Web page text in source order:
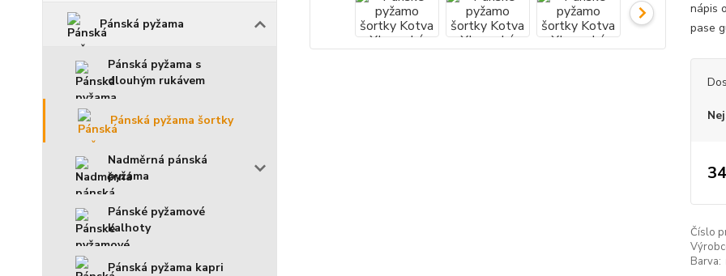
Pánská pyžama
Pánská pyžama s
dlouhým rukávem
Pánská pyžama šortky
Nadměrná pánská
pyžama
Pánské pyžamové
kalhoty
Pánská pyžama kapri
nápis
pase
Číslo
Barva: